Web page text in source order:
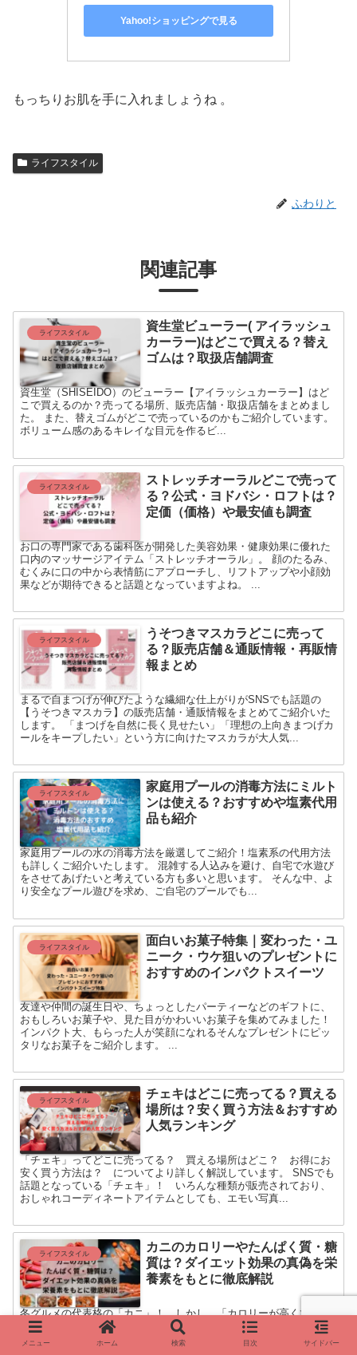
Yahoo!ショッピングで見る
もっちりお肌を手に入れましょうね 。
ライフスタイル
ふわりと
関連記事
ライフスタイル
資生堂ビューラー( アイラッシュ
カーラー)はどこで買える？替え
ゴムは？取扱店舗調査
資生堂（SHISEIDO）のビューラー【アイラッシュカーラー】はど
こで買えるのか？売ってる場所、販売店舗・取扱店舗をまとめまし
た。 また、替えゴムがどこで売っているのかもご紹介しています。
ボリューム感のあるキレイな目元を作るビ...
ライフスタイル
ストレッチオーラルどこで売って
る？公式・ヨドバシ・ロフトは？
定価（価格）や最安値も調査
お口の専門家である歯科医が開発した美容効果・健康効果に優れた
口内のマッサージアイテム「ストレッチオーラル」。 顔のたるみ、
むくみに口の中から表情筋にアプローチし、リフトアップや小顔効
果などが期待できると話題となっていますよね。 ...
ライフスタイル
うそつきマスカラどこに売って
る？販売店舗＆通販情報・再販情
報まとめ
まるで自まつげが伸びたような繊細な仕上がりがSNSでも話題の
【うそつきマスカラ】の販売店舗・通販情報をまとめてご紹介いた
します。 「まつげを自然に長く見せたい」「理想の上向きまつげカ
ールをキープしたい」という方に向けたマスカラが大人気...
ライフスタイル
家庭用プールの消毒方法にミルト
ンは使える？おすすめや塩素代用
品も紹介
家庭用プールの水の消毒方法を厳選してご紹介！塩素系の代用方法
も詳しくご紹介いたします。 混雑する人込みを避け、自宅で水遊び
をさせてあげたいと考えている方も多いと思います。 そんな中、よ
り安全なプール遊びを求め、ご自宅のプールでも...
ライフスタイル
面白いお菓子特集｜変わった・ユ
ニーク・ウケ狙いのプレゼントに
おすすめのインパクトスイーツ
友達や仲間の誕生日や、ちょっとしたパーティーなどのギフトに、
おもしろいお菓子や、見た目がかわいいお菓子を集めてみました！
インパクト大、もらった人が笑顔になれるそんなプレゼントにピッ
タリなお菓子をご紹介します。 ...
ライフスタイル
チェキはどこに売ってる？買える
場所は？安く買う方法＆おすすめ
人気ランキング
「チェキ」ってどこに売ってる？ 買える場所はどこ？ お得にお
安く買う方法は？ についてより詳しく解説しています。 SNSでも
話題となっている「チェキ」！ いろんな種類が販売されており、
おしゃれコーディネートアイテムとしても、エモい写真...
ライフスタイル
カニのカロリーやたんぱく質・糖
質は？ダイエット効果の真偽を栄
養素をもとに徹底解説
冬グルメの代表格の「カニ」！ しかし、「カロリーが高くて太る
のでは？」と心配している人も少なくないようです。 今回は「カニ
のカロリーやたんぱく質・糖質は？ダイエット効果の真偽を栄養素
メニュー ホーム 検索 目次 サイドバー